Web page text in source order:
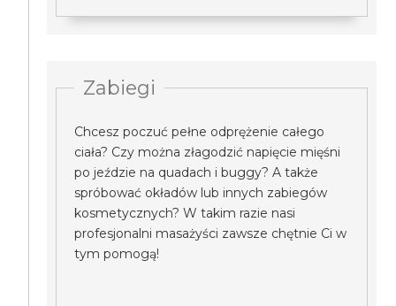
Zabiegi
Chcesz poczuć pełne odprężenie całego
ciała? Czy można złagodzić napięcie mięśni
po jeździe na quadach i buggy? A także
spróbować okładów lub innych zabiegów
kosmetycznych? W takim razie nasi
profesjonalni masażyści zawsze chętnie Ci w
tym pomogą!